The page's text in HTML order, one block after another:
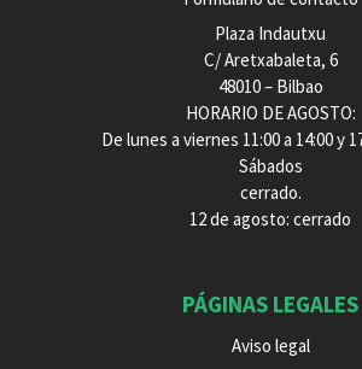
Plaza Indautxu
C/ Aretxabaleta, 6
48010 – Bilbao
HORARIO DE AGOSTO:
De lunes a viernes 11:00 a 14:00 y
Sábados
cerrado.
12 de agosto: cerrado
PÁGINAS LEGALES
Aviso legal